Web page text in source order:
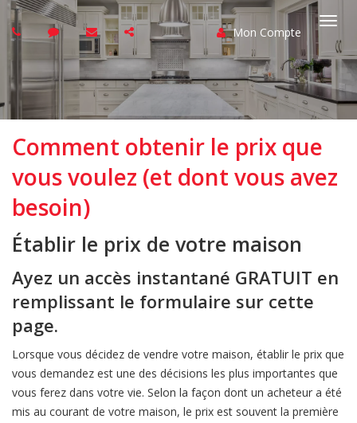
Mon Compte
la
Comment obtenir le prix que
vous voulez (et dont vous avez
besoin)
Établir le prix de votre maison
Ayez un accès instantané GRATUIT en
remplissant le formulaire sur cette
page.
Lorsque vous décidez de vendre votre maison, établir le prix que
vous demandez est une des décisions les plus importantes que
vous ferez dans votre vie. Selon la façon dont un acheteur a été
mis au courant de votre maison, le prix est souvent la première